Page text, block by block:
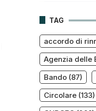
TAG
accordo di
Agenzia delle
Bando(87)
Circolare(133)